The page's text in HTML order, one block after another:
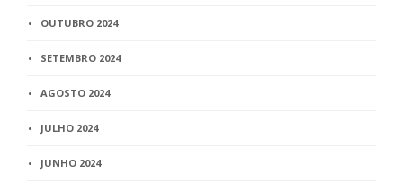
OUTUBRO 2024
SETEMBRO 2024
AGOSTO 2024
JULHO 2024
JUNHO 2024